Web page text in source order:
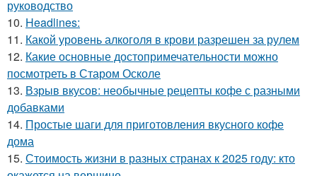
руководство
10. Headlines:
11. Какой уровень алкоголя в крови разрешен за рулем
12. Какие основные достопримечательности можно
посмотреть в Старом Осколе
13. Взрыв вкусов: необычные рецепты кофе с разными
добавками
14. Простые шаги для приготовления вкусного кофе
дома
15. Стоимость жизни в разных странах к 2025 году: кто